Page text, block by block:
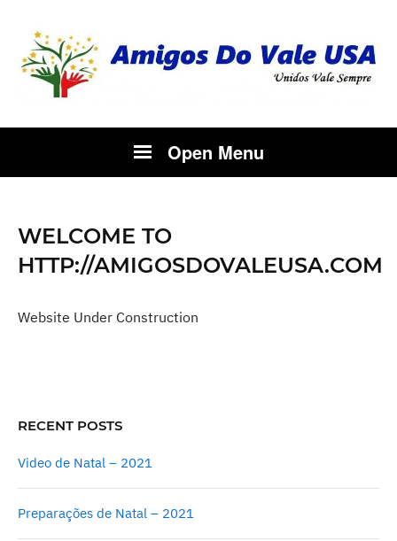
Open Menu
WELCOME TO
HTTP://AMIGOSDOVALEUSA.COM
Website Under Construction
RECENT POSTS
Video de Natal – 2021
Preparações de Natal – 2021